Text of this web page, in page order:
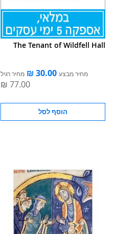
The Tenant of Wildfell Hall
מחיר מבצע מחיר רגיל
הוסף לסל